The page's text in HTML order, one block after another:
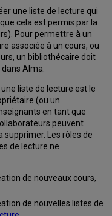
une liste de lecture qui
cela est permis par la
Pour permettre à un
associée à un cours, ou
un bibliothécaire doit
Alma.
liste de lecture est le
(ou un
en tant que
peuvent
supprimer. Les rôles de
de lecture ne
de nouveaux cours,
de nouvelles listes de